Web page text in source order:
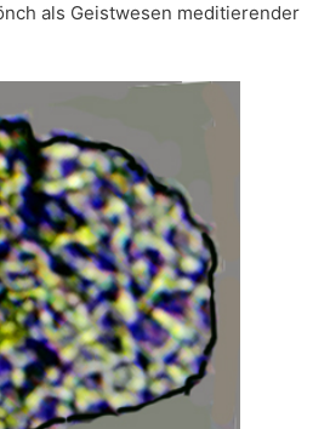
als Geistwesen meditierender